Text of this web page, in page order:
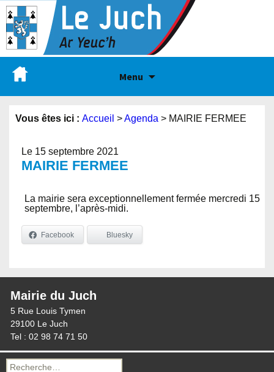
Menu
Vous êtes ici : Accueil >Agenda > MAIRIE FERMEE
Le 15 septembre 2021
MAIRIE FERMEE
La mairie sera exceptionnellement fermée mercredi 15
septembre, l’après-midi.
Facebook Bluesky
Mairie du Juch
5 Rue Louis Tymen
29100 Le Juch
Tel : 02 98 74 71 50
Recherche